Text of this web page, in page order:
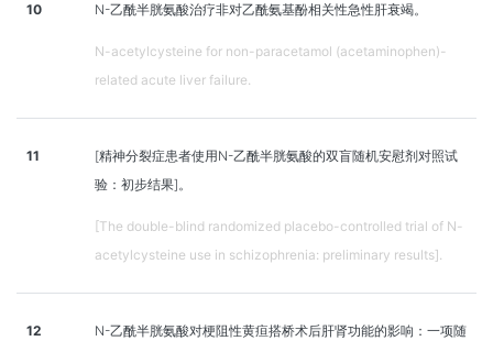
10 N-乙酰半胱氨酸治疗非对乙酰氨基酚相关性急性肝衰竭。
N-acetylcysteine for non-paracetamol (acetaminophen)-
related acute liver failure.
11
[精神分裂症患者使用N-乙酰半胱氨酸的双盲随机安慰剂对照试
验：初步结果]。
[The double-blind randomized placebo-controlled trial of N-
acetylcysteine use in schizophrenia: preliminary results].
12
N-乙酰半胱氨酸对梗阻性黄疸搭桥术后肝肾功能的影响：一项随